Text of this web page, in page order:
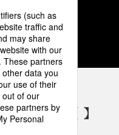
5
アカウント